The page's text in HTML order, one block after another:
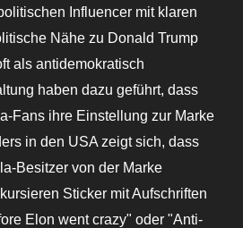
Influencer mit klaren
Nähe zu Donald Trump
als antidemokratisch
haben dazu geführt, dass
Fans ihre Einstellung zur Marke
in den USA zeigt sich, dass
Besitzer von der Marke
Sticker mit Aufschriften
Elon went crazy" oder "Anti-